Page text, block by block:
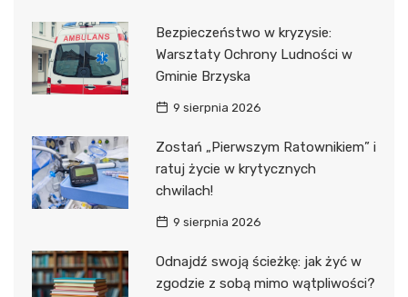
Bezpieczeństwo w kryzysie:
Warsztaty Ochrony Ludności w
Gminie Brzyska
9 sierpnia 2026
Zostań „Pierwszym Ratownikiem” i
ratuj życie w krytycznych
chwilach!
9 sierpnia 2026
Odnajdź swoją ścieżkę: jak żyć w
zgodzie z sobą mimo wątpliwości?